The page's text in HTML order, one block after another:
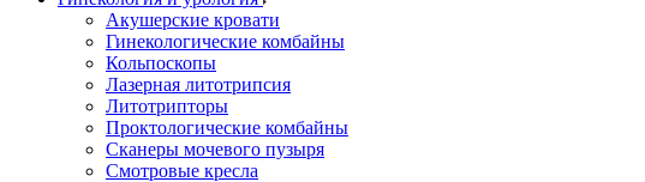
Акушерские кровати
Гинекологические комбайны
Кольпоскопы
Лазерная литотрипсия
Литотрипторы
Проктологические комбайны
Сканеры мочевого пузыря
Смотровые кресла